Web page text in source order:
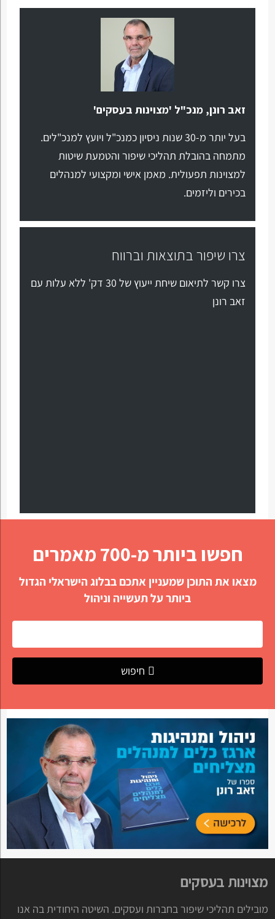
זאב רונן, מנכ"ל 'מצוינות בעסקים'
בעל יותר מ-30 שנות ניסיון כמנכ"ל ויועץ למנכ"לים.
מתמחה בהובלת תהליכי שיפור והטמעת שיטות
למצוינות תפעולית. מאמן אישי ומקצועי למנהלים
בכירים וליזמים.
צרו שיפור בתוצאות וברווח
צרו קשר לתיאום שיחת ייעוץ של 30 דק' ללא עלות עם
זאב רונן
חפשו ביותר מ-700 מאמרים
מצאו את התוכן שמעניין אתכם בבלוג הישראלי הגדול
ביותר על תעשייה וניהול
חיפוש
מצוינות בעסקים
מובילים תהליכי שיפור בחברות ועסקים. השיטה היחודית בה אנו